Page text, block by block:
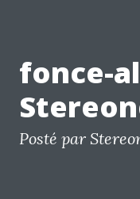
fonce-
Posté par